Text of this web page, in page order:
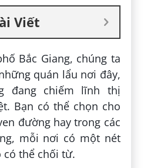
Viết
Bắc Giang, chúng ta
quán lẩu nơi đây,
đang chiếm lĩnh thị
Bạn có thể chọn cho
đường hay trong các
mỗi nơi có một nét
có thể chối từ.